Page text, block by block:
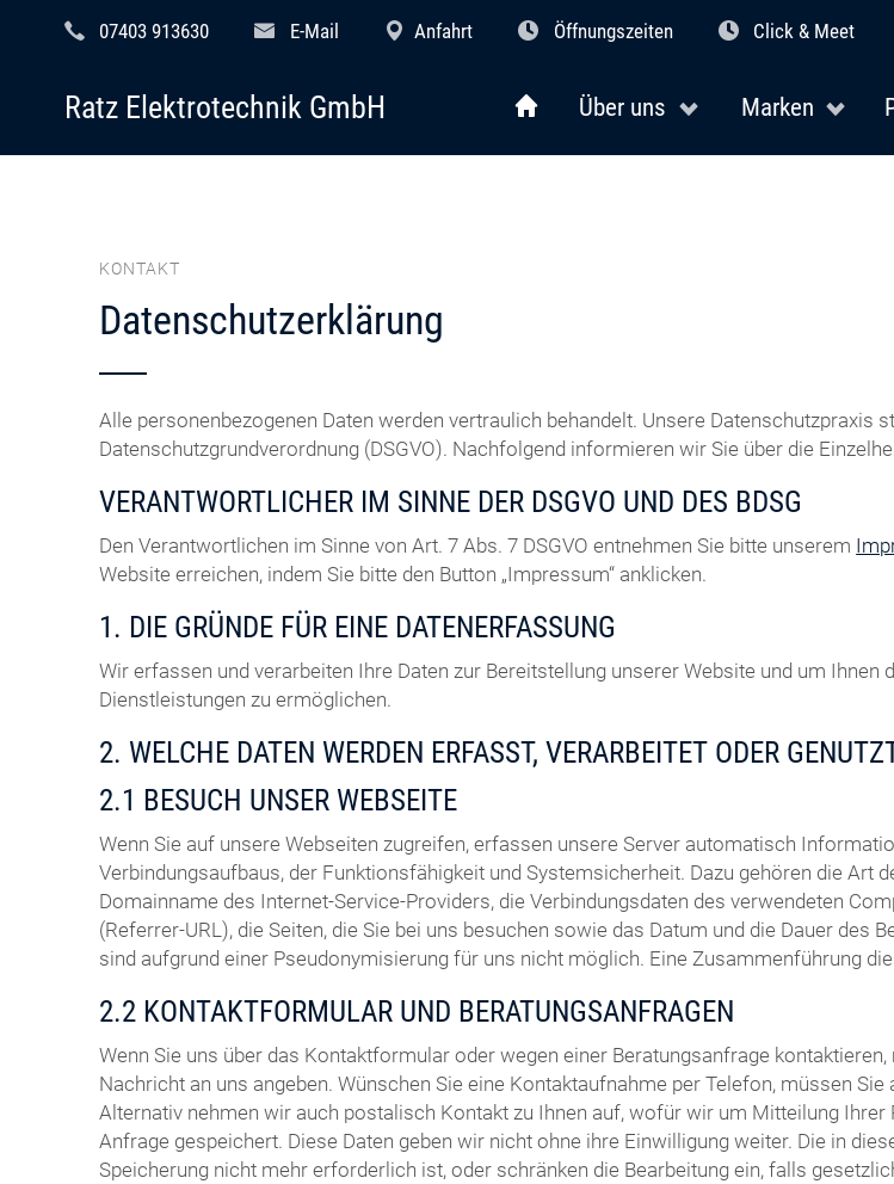
07403 913630 E-Mail Anfahrt Öffnungszeiten Click & Meet
Über uns Marken
Ratz Elektrotechnik GmbH
KONTAKT
Datenschutzerklärung
Alle personenbezogenen Daten werden vertraulich behandelt. Unsere Datenschutzpraxis
Datenschutzgrundverordnung (DSGVO). Nachfolgend informieren wir Sie über die
VERANTWORTLICHER IM SINNE DER DSGVO UND DES BDSG
Den Verantwortlichen im Sinne von Art. 7 Abs. 7 DSGVO entnehmen Sie bitte unserem
Website erreichen, indem Sie bitte den Button „Impressum“ anklicken.
1. DIE GRÜNDE FÜR EINE DATENERFASSUNG
Wir erfassen und verarbeiten Ihre Daten zur Bereitstellung unserer Website und um
Dienstleistungen zu ermöglichen.
2. WELCHE DATEN WERDEN ERFASST, VERARBEITET ODER
2.1 BESUCH UNSER WEBSEITE
Wenn Sie auf unsere Webseiten zugreifen, erfassen unsere Server automatisch
Verbindungsaufbaus, der Funktionsfähigkeit und Systemsicherheit. Dazu gehören die Art
Domainname des Internet-Service-Providers, die Verbindungsdaten des verwendeten
(Referrer-URL), die Seiten, die Sie bei uns besuchen sowie das Datum und die Dauer
sind aufgrund einer Pseudonymisierung für uns nicht möglich. Eine Zusammenführung
2.2 KONTAKTFORMULAR UND BERATUNGSANFRAGEN
Wenn Sie uns über das Kontaktformular oder wegen einer Beratungsanfrage
Nachricht an uns angeben. Wünschen Sie eine Kontaktaufnahme per Telefon, müssen
Alternativ nehmen wir auch postalisch Kontakt zu Ihnen auf, wofür wir um Mitteilung
Anfrage gespeichert. Diese Daten geben wir nicht ohne ihre Einwilligung weiter. Die in
Speicherung nicht mehr erforderlich ist, oder schränken die Bearbeitung ein, falls